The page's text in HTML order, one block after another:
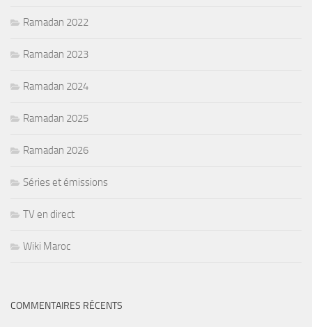
Ramadan 2022
Ramadan 2023
Ramadan 2024
Ramadan 2025
Ramadan 2026
Séries et émissions
TV en direct
Wiki Maroc
COMMENTAIRES RÉCENTS